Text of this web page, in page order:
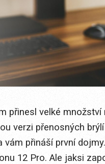
přinesl velké
verzi přenosných
vám přináší první
12 Pro. Ale jaksi